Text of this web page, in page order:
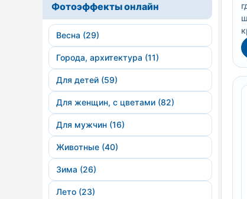
Фотоэффекты онлайн
Весна (29)
Города, архитектура (11)
Для детей (59)
Для женщин, с цветами (82)
Для мужчин (16)
Животные (40)
Зима (26)
Лето (23)